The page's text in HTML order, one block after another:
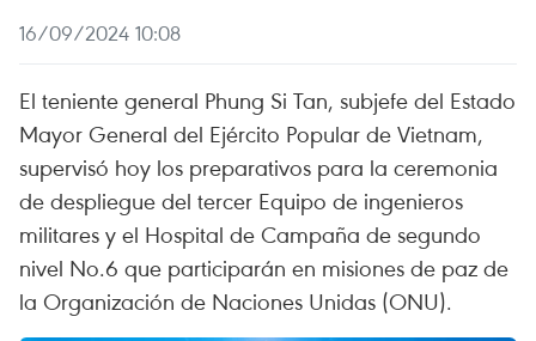
16/09/2024 10:08
El teniente general Phung Si Tan, subjefe del Estado
Mayor General del Ejército Popular de Vietnam,
supervisó hoy los preparativos para la ceremonia
de despliegue del tercer Equipo de ingenieros
militares y el Hospital de Campaña de segundo
nivel No.6 que participarán en misiones de paz de
la Organización de Naciones Unidas (ONU).